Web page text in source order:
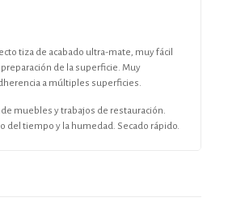
tiza de acabado ultra-mate, muy fácil
de la superficie. Muy
a múltiples superficies.
muebles y trabajos de restauración.
del tiempo y la humedad. Secado rápido.